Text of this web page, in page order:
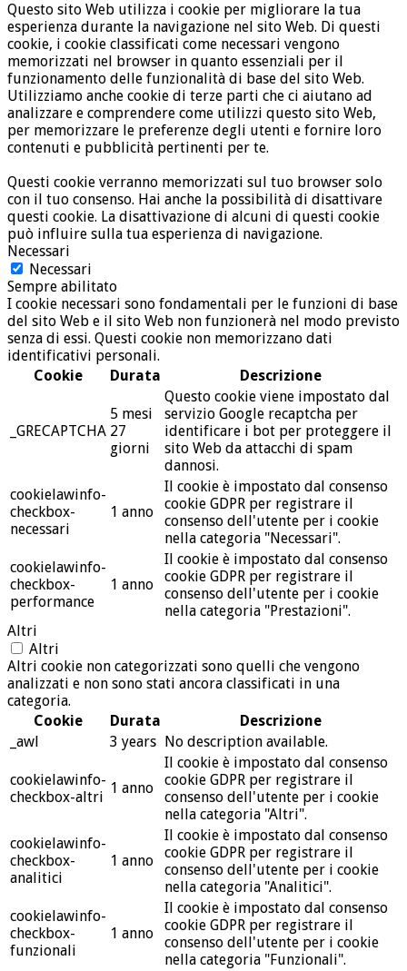
Questo sito Web utilizza i cookie per migliorare la tua
esperienza durante la navigazione nel sito Web. Di questi
cookie, i cookie classificati come necessari vengono
memorizzati nel browser in quanto essenziali per il
funzionamento delle funzionalità di base del sito Web.
Utilizziamo anche cookie di terze parti che ci aiutano ad
analizzare e comprendere come utilizzi questo sito Web,
per memorizzare le preferenze degli utenti e fornire loro
contenuti e pubblicità pertinenti per te.
Questi cookie verranno memorizzati sul tuo browser solo
con il tuo consenso. Hai anche la possibilità di disattivare
questi cookie. La disattivazione di alcuni di questi cookie
può influire sulla tua esperienza di navigazione.
Necessari
Necessari
Sempre abilitato
I cookie necessari sono fondamentali per le funzioni di base
del sito Web e il sito Web non funzionerà nel modo previsto
senza di essi. Questi cookie non memorizzano dati
identificativi personali.
Cookie
Durata Descrizione
_GRECAPTCHA
5 mesi
27
giorni
Questo cookie viene impostato dal
servizio Google recaptcha per
identificare i bot per proteggere il
sito Web da attacchi di spam
dannosi.
cookielawinfo-
checkbox-
necessari
1 anno
Il cookie è impostato dal consenso
cookie GDPR per registrare il
consenso dell'utente per i cookie
nella categoria "Necessari".
cookielawinfo-
checkbox-
performance
1 anno
Il cookie è impostato dal consenso
cookie GDPR per registrare il
consenso dell'utente per i cookie
nella categoria "Prestazioni".
Altri
Altri
Altri cookie non categorizzati sono quelli che vengono
analizzati e non sono stati ancora classificati in una
categoria.
Cookie
Durata
Descrizione
_awl
3 years No description available.
cookielawinfo-
checkbox-altri
1 anno
Il cookie è impostato dal consenso
cookie GDPR per registrare il
consenso dell'utente per i cookie
nella categoria "Altri".
cookielawinfo-
checkbox-
analitici
1 anno
Il cookie è impostato dal consenso
cookie GDPR per registrare il
consenso dell'utente per i cookie
nella categoria "Analitici".
cookielawinfo-
checkbox-
funzionali
1 anno
Il cookie è impostato dal consenso
cookie GDPR per registrare il
consenso dell'utente per i cookie
nella categoria "Funzionali".